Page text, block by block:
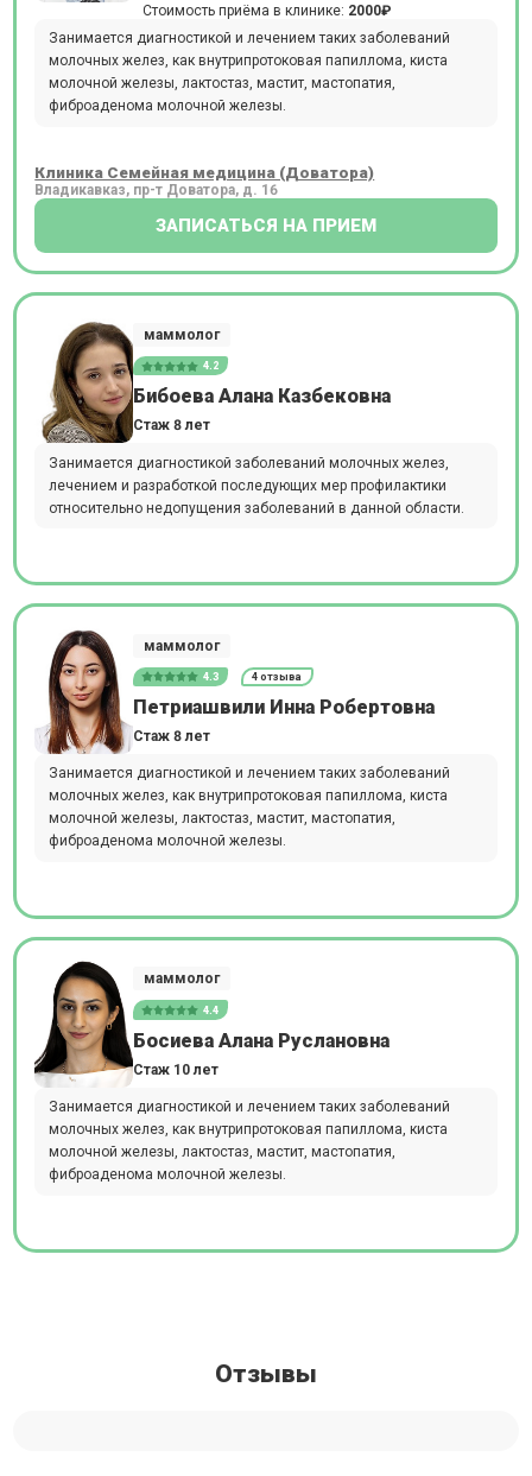
Стоимость приёма в клинике: 2000₽
Занимается диагностикой и лечением таких заболеваний
молочных желез, как внутрипротоковая папиллома, киста
молочной железы, лактостаз, мастит, мастопатия,
фиброаденома молочной железы.
Клиника Семейная медицина (Доватора)
Владикавказ, пр-т Доватора, д. 16
ЗАПИСАТЬСЯ НА ПРИЕМ
маммолог
4.2
Бибоева Алана Казбековна
Стаж 8 лет
Занимается диагностикой заболеваний молочных желез,
лечением и разработкой последующих мер профилактики
относительно недопущения заболеваний в данной области.
маммолог
4.3 4 отзыва
Петриашвили Инна Робертовна
Стаж 8 лет
Занимается диагностикой и лечением таких заболеваний
молочных желез, как внутрипротоковая папиллома, киста
молочной железы, лактостаз, мастит, мастопатия,
фиброаденома молочной железы.
маммолог
4.4
Босиева Алана Руслановна
Стаж 10 лет
Занимается диагностикой и лечением таких заболеваний
молочных желез, как внутрипротоковая папиллома, киста
молочной железы, лактостаз, мастит, мастопатия,
фиброаденома молочной железы.
Отзывы